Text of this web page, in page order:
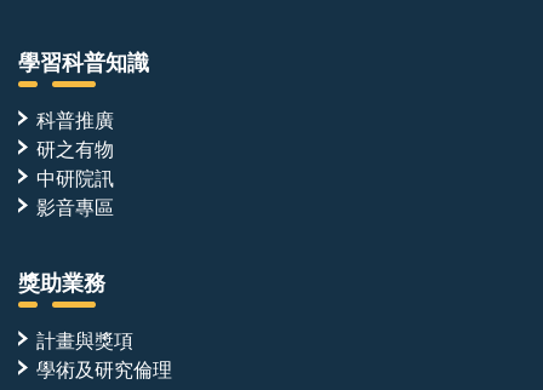
學習科普知識
科普推廣
研之有物
中研院訊
影音專區
獎助業務
計畫與獎項
學術及研究倫理